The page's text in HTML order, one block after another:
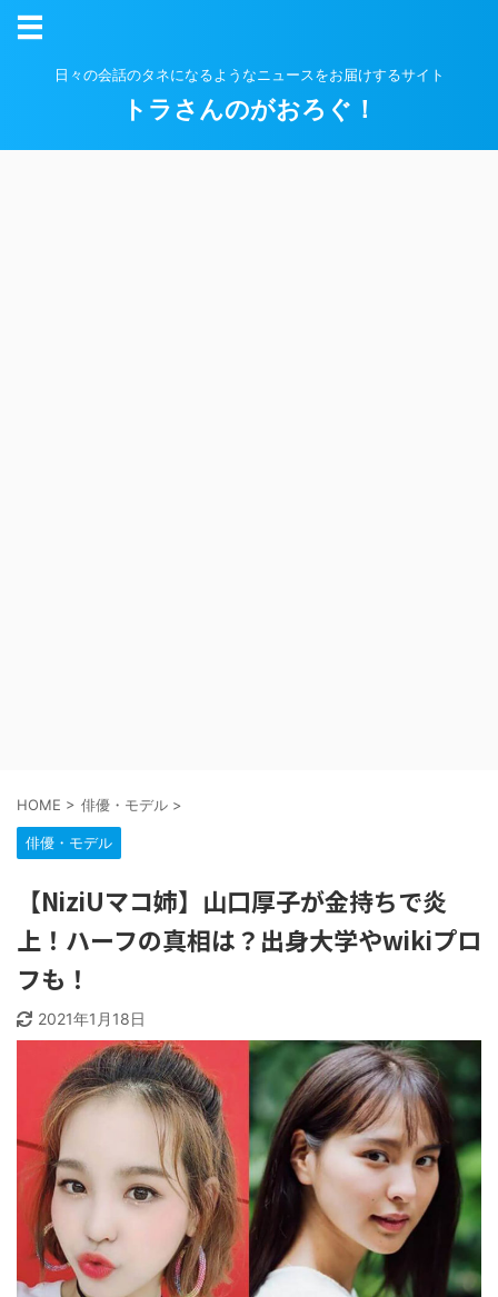
日々の会話のタネになるようなニュースをお届けするサイト
トラさんのがおろぐ！
HOME > 俳優・モデル >
俳優・モデル
【NiziUマコ姉】山口厚子が金持ちで炎
上！ハーフの真相は？出身大学やwikiプロ
フも！
2021年1月18日